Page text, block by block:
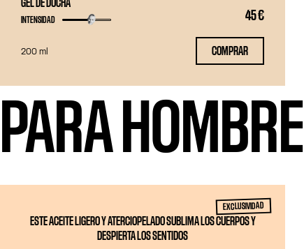
GEL DE DUCHA
45 €
INTENSIDAD
200 ml COMPRAR
PARA HOMBRE
EXCLUSIVIDAD
ESTE ACEITE LIGERO Y ATERCIOPELADO SUBLIMA LOS CUERPOS Y
DESPIERTA LOS SENTIDOS